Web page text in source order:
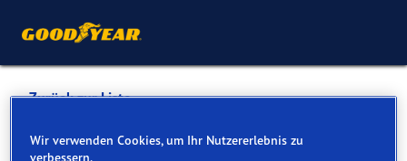
Zurück zur Liste
HUESSER & PALKOSKA AG
Wir verwenden Cookies, um Ihr Nutzererlebnis zu
verbessern.